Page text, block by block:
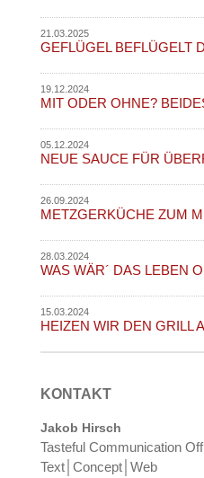
21.03.2025
GEFLÜGEL BEFLÜGELT
19.12.2024
MIT ODER OHNE?
05.12.2024
NEUE SAUCE FÜR
26.09.2024
METZGERKÜCHE ZUM
28.03.2024
WAS WÄR´ DAS LEBEN
15.03.2024
HEIZEN WIR DEN GRILL
KONTAKT
Jakob Hirsch
Tasteful Communication
Text│Concept│Web